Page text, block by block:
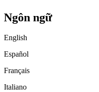
Ngôn ngữ
English
Español
Français
Italiano